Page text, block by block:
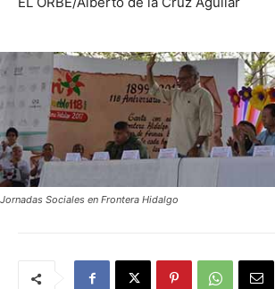
Jornadas Sociales en Frontera Hidalgo